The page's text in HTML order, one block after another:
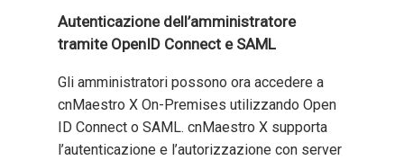
Autenticazione dell’amministratore
tramite OpenID Connect e SAML
Gli amministratori possono ora accedere a
cnMaestro X On-Premises utilizzando Open
ID Connect o SAML. cnMaestro X supporta
l’autenticazione e l’autorizzazione con server